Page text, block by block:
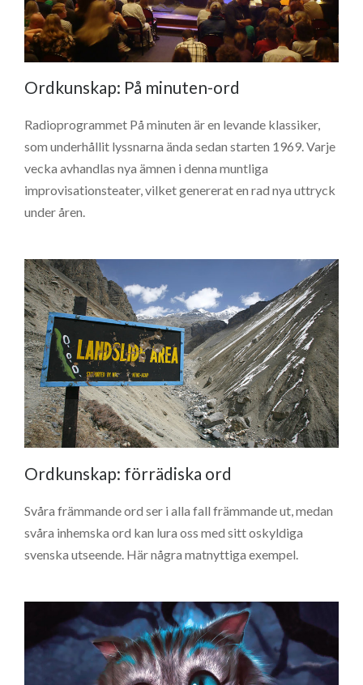
Ordkunskap: På minuten-ord
Radioprogrammet På minuten är en levande klassiker,
som underhållit lyssnarna ända sedan starten 1969. Varje
vecka avhandlas nya ämnen i denna muntliga
improvisationsteater, vilket genererat en rad nya uttryck
under åren.
Ordkunskap: förrädiska ord
Svåra främmande ord ser i alla fall främmande ut, medan
svåra inhemska ord kan lura oss med sitt oskyldiga
svenska utseende. Här några matnyttiga exempel.